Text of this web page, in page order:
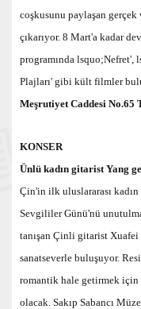
coşkusunu paylaşan
çıkarıyor. 8 Mart'a kadar
programında lsquo;Nefret',
Plajları' gibi kült filmler
Meşrutiyet Caddesi No.65
KONSER
Ünlü kadın gitarist Yang
Çin'in ilk uluslararası
Sevgililer Günü'nü
tanışan Çinli gitarist
sanatseverle buluşuyor.
romantik hale getirmek için
olacak. Sakıp Sabancı